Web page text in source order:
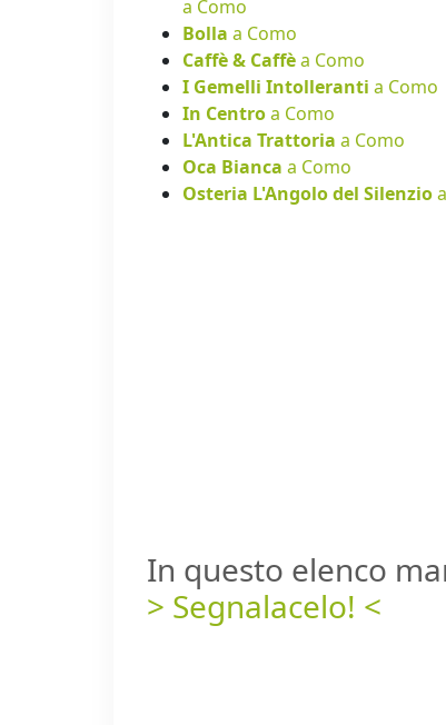
a Como
Bolla a Como
Caffè & Caffèa Como
I Gemelli Intolleranti a Como
In Centroa Como
L'Antica Trattoria a Como
Oca Bianca a Como
Osteria L'Angolo del Silenzio
In questo elenco
> Segnalacelo! <